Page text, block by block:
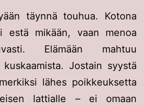
täynnä touhua. Kotona
estä mikään, vaan menoa
Elämään mahtuu
kuskaamista. Jostain syystä
lähes poikkeuksetta
lattialle – ei omaan